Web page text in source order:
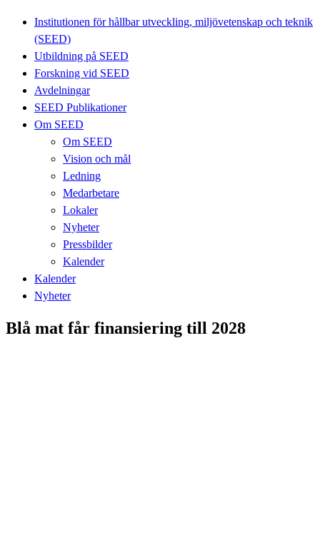
Institutionen för hållbar utveckling, miljövetenskap och teknik
(SEED)
Utbildning på SEED
Forskning vid SEED
Avdelningar
SEED Publikationer
Om SEED
Om SEED
Vision och mål
Ledning
Medarbetare
Lokaler
Nyheter
Pressbilder
Kalender
Kalender
Nyheter
Blå mat får finansiering till 2028